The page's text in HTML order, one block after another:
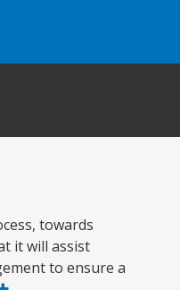
towards
it will assist
to ensure a